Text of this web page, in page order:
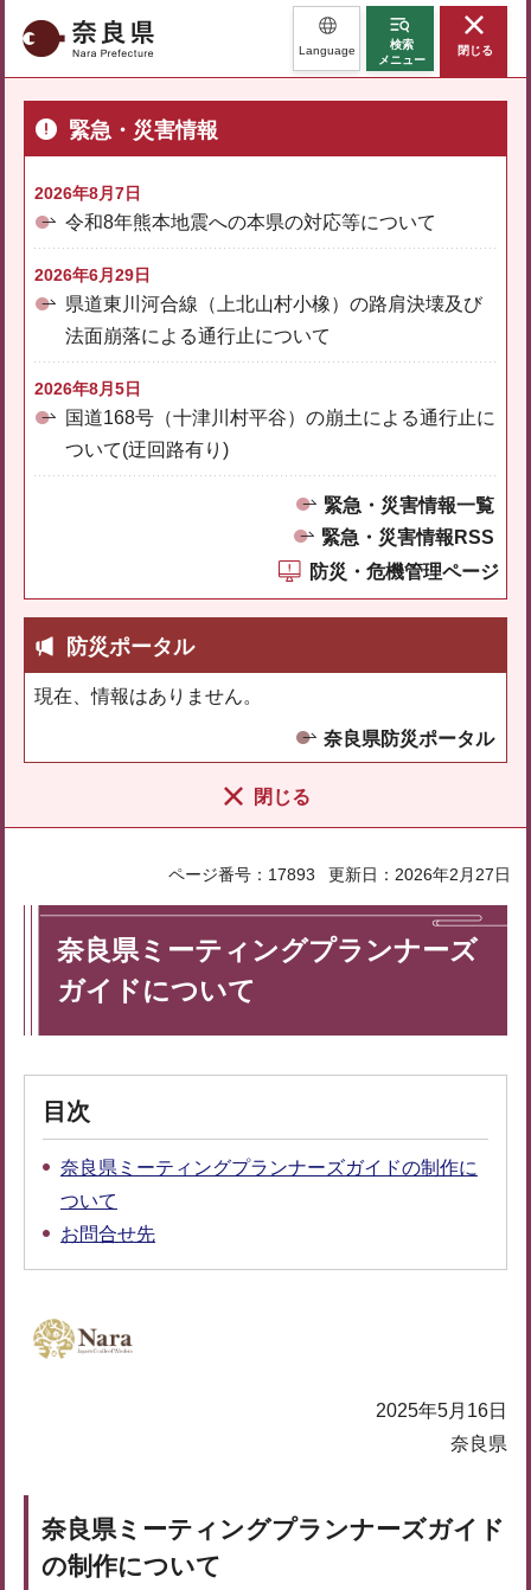
奈良県 Language
検索
メニュー
閉じる
緊急・災害情報
2026年8月7日
令和8年熊本地震への本県の対応等について
2026年6月29日
県道東川河合線（上北山村小橡）の路肩決壊及び
法面崩落による通行止について
2026年8月5日
国道168号（十津川村平谷）の崩土による通行止に
ついて(迂回路有り)
緊急・災害情報一覧
緊急・災害情報RSS
防災・危機管理ページ
防災ポータル
現在、情報はありません。
奈良県防災ポータル
閉じる
ページ番号：17893 更新日：2026年2月27日
奈良県ミーティングプランナーズ
ガイドについて
目次
奈良県ミーティングプランナーズガイドの制作に
ついて
お問合せ先
2025年5月16日
奈良県
奈良県ミーティングプランナーズガイド
の制作について